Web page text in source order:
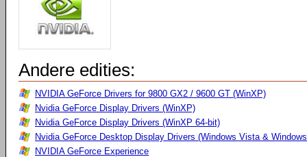
Andere edities:
NVIDIA GeForce Drivers for 9800 GX2 / 9600 GT (WinXP)
Nvidia GeForce Display Drivers (WinXP)
Nvidia GeForce Display Drivers (WinXP 64-bit)
Nvidia GeForce Desktop Display Drivers (Windows Vista &
NVIDIA GeForce Experience